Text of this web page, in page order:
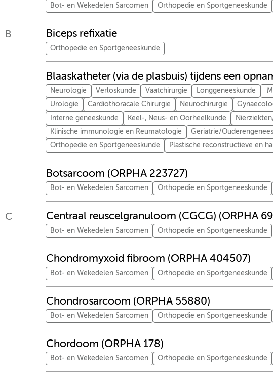
Bot- en Wekedelen Sarcomen Orthopedie en Sportgeneeskunde
B Biceps refixatie
Orthopedie en Sportgeneeskunde
Blaaskatheter (via de plasbuis) tijdens een
Neurologie Verloskunde Vaatchirurgie Longgeneeskunde
Urologie
Cardiothoracale Chirurgie Neurochirurgie
Interne geneeskunde
Keel-, Neus- en Oorheelkunde
Klinische immunologie en Reumatologie
Geriatrie/
Orthopedie en Sportgeneeskunde
Plastische reconstructieve en
Botsarcoom (ORPHA 223727)
Bot- en Wekedelen Sarcomen Orthopedie en Sportgeneeskunde
C Centraal reuscelgranuloom (CGCG) (ORPHA
Bot- en Wekedelen Sarcomen Orthopedie en Sportgeneeskunde
Chondromyxoid fibroom (ORPHA 404507)
Bot- en Wekedelen Sarcomen Orthopedie en Sportgeneeskunde
Chondrosarcoom (ORPHA 55880)
Bot- en Wekedelen Sarcomen Orthopedie en Sportgeneeskunde
Chordoom (ORPHA 178)
Bot- en Wekedelen Sarcomen Orthopedie en Sportgeneeskunde